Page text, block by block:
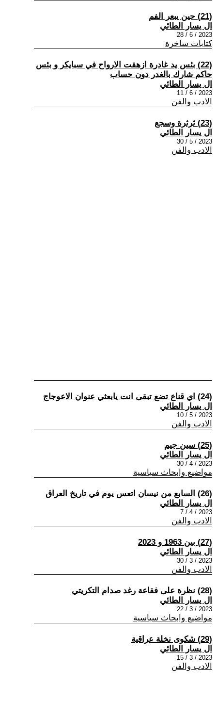
(21) حين يبعر الفم
ال يسار الطائي
2023 / 6 / 28
كتابات ساخرة
(22) بئس يد غادرة ازهقت الارواح في سبايكر و بئس
حاكم شارك بالغدر دون حساب
ال يسار الطائي
2023 / 6 / 11
الادب والفن
(23) ثرثرة وسجع
ال يسار الطائي
2023 / 5 / 30
الادب والفن
(24) اي قناع تضع تبقى انت يابعثي عنوان الاعوجاج
ال يسار الطائي
2023 / 5 / 10
الادب والفن
(25) سين جيم
ال يسار الطائي
2023 / 4 / 30
مواضيع وابحاث سياسية
(26) السابع من نيسان اتعس يوم في تاريخ العراق
ال يسار الطائي
2023 / 4 / 7
الادب والفن
(27) بين 1963 و 2023
ال يسار الطائي
2023 / 3 / 30
الادب والفن
(28) نظرة على فقاعة رغد صدام التكريتي
ال يسار الطائي
2023 / 3 / 22
مواضيع وابحاث سياسية
(29) شكوى نخلة عراقية
ال يسار الطائي
2023 / 3 / 15
الادب والفن